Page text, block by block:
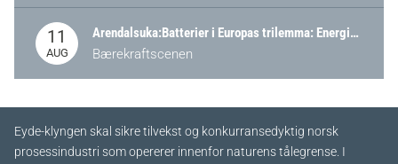
11
AUG
Arendalsuka:Batterier i Europas trilemma: Energisikkerhet, konkurransekraft og bærekraft (Battery Norway-arrangement)
Bærekraftscenen
Eyde-klyngen skal sikre tilvekst og konkurransedyktig norsk
prosessindustri som opererer innenfor naturens tålegrense. I